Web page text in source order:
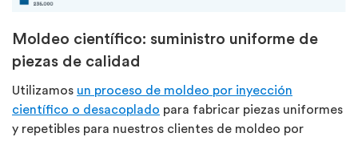
Moldeo científico: suministro uniforme de
piezas de calidad
Utilizamos un proceso de moldeo por inyección
científico o desacoplado para fabricar piezas uniformes
y repetibles para nuestros clientes de moldeo por